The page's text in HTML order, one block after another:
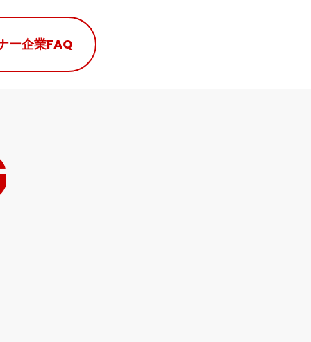
ー企業FAQ